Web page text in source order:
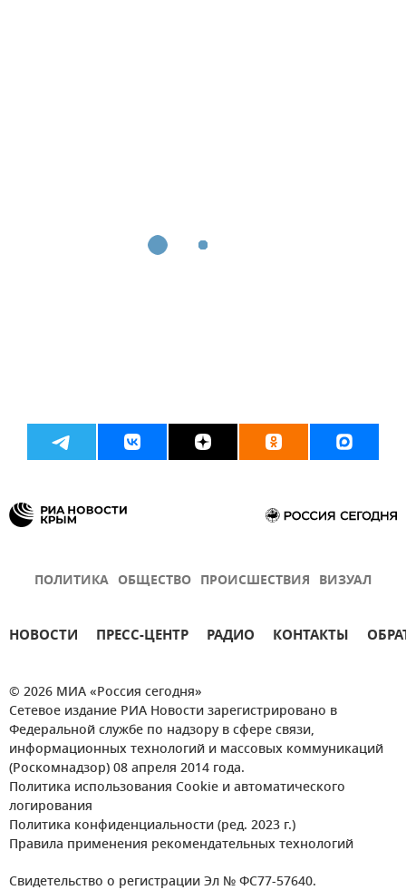
ПОЛИТИКА ОБЩЕСТВО ПРОИСШЕСТВИЯ ВИЗУАЛ
НОВОСТИ ПРЕСС-ЦЕНТР РАДИО КОНТАКТЫ
© 2026 МИА «Россия сегодня»
Сетевое издание РИА Новости зарегистрировано в
Федеральной службе по надзору в сфере связи,
информационных технологий и массовых коммуникаций
(Роскомнадзор) 08 апреля 2014 года.
Политика использования Cookie и автоматического
логирования
Политика конфиденциальности (ред. 2023 г.)
Правила применения рекомендательных технологий
Свидетельство о регистрации Эл № ФС77-57640.